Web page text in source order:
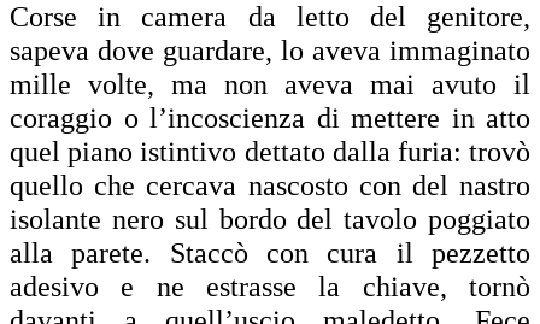
Corse in camera da letto del genitore,
sapeva dove guardare, lo aveva immaginato
mille volte, ma non aveva mai avuto il
coraggio o l’incoscienza di mettere in atto
quel piano istintivo dettato dalla furia: trovò
quello che cercava nascosto con del nastro
isolante nero sul bordo del tavolo poggiato
alla parete. Staccò con cura il pezzetto
adesivo e ne estrasse la chiave, tornò